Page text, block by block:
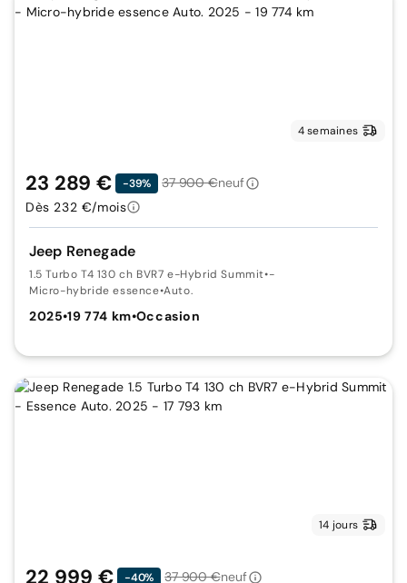
4 semaines
Jeep Renegade
1.5 Turbo T4 130 ch BVR7 e-Hybrid Summit•-
Micro-hybride essence•Auto.
2025•19 774 km•Occasion
23 289 € -39% 37 900 €neuf
Dès 232 €/mois
14 jours
22 999 € -40% 37 900 €neuf